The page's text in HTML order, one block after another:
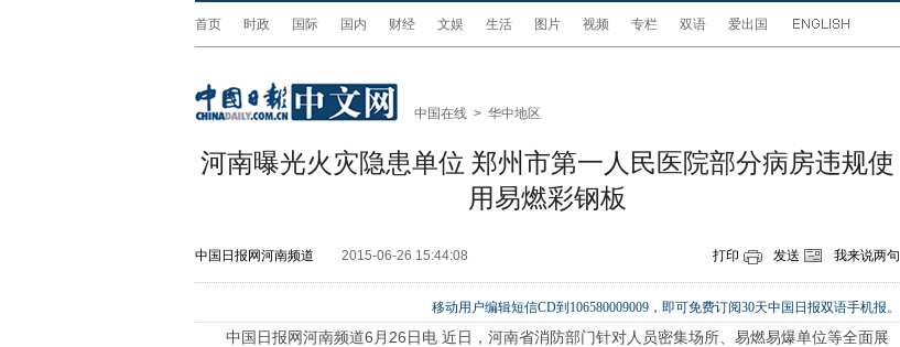
首页 时政 国际 国内 财经 文娱 生活 图片 视频 专栏 双语 爱出国
中国在线 > 华中地区
河南曝光火灾隐患单位 郑州市第一人民医院部分病房违规使
用易燃彩钢板
中国日报网河南频道 2015-06-26 15:44:08 打印 发送 我来说两句
移动用户编辑短信CD到106580009009，即可免费订阅30天中国日报双语手机报。
中国日报网河南频道6月26日电 近日，河南省消防部门针对人员密集场所、易燃易爆单位等全面展